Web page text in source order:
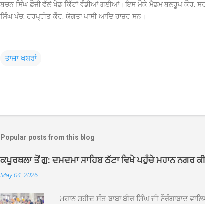
ਬਚਨ ਸਿੰਘ ਫ਼ੌਜੀ ਵੱਲੋਂ ਖੇਡ ਕਿੱਟਾਂ ਵੰਡੀਆਂ ਗਈਆਂ। ਇਸ ਮੌਕੇ ਮੈਡਮ ਬਲਰੂਪ ਕੌਰ,
ਸਿੰਘ ਪੰਚ, ਹਰਪ੍ਰੀਤ ਕੌਰ, ਯੋਗਤਾ ਪਾਸੀ ਆਦਿ ਹਾਜ਼ਰ ਸਨ।
ਤਾਜ਼ਾ ਖਬਰਾਂ
Popular posts from this blog
ਕਪੂਰਥਲਾ ਤੋਂ ਗੁ: ਦਮਦਮਾ ਸਾਹਿਬ ਠੱਟਾ ਵਿਖੇ ਪਹੁੰਚੇ ਮਹਾਨ ਨਗਰ
May 04, 2026
ਮਹਾਨ ਸ਼ਹੀਦ ਸੰਤ ਬਾਬਾ ਬੀਰ ਸਿੰਘ ਜੀ ਨੌਰੰਗਾਬਾਦ